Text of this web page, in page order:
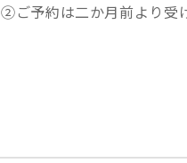
②ご予約は二か月前より受